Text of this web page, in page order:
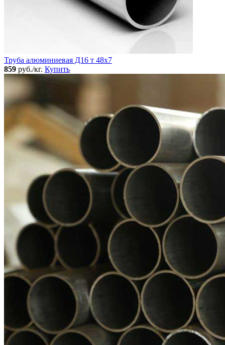
Труба алюминиевая Д16 т 48х7
859 руб./кг. Купить